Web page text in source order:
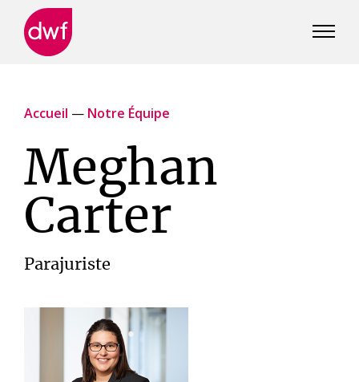
Accueil — Notre Équipe
Meghan
Carter
Parajuriste